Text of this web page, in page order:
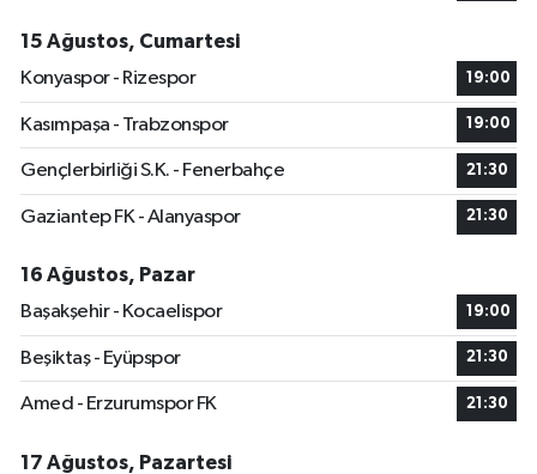
15 Ağustos, Cumartesi
Konyaspor - Rizespor
19:00
Kasımpaşa - Trabzonspor 19:00
Gençlerbirliği S.K. - Fenerbahçe 21:30
Gaziantep FK - Alanyaspor 21:30
16 Ağustos, Pazar
Başakşehir - Kocaelispor
19:00
Beşiktaş - Eyüpspor 21:30
Amed - Erzurumspor FK 21:30
17 Ağustos, Pazartesi